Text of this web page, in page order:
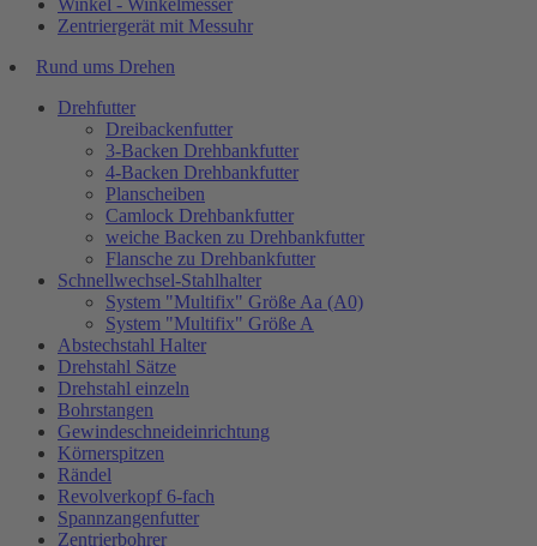
Winkel - Winkelmesser
Zentriergerät mit Messuhr
Rund ums Drehen
Drehfutter
Dreibackenfutter
3-Backen Drehbankfutter
4-Backen Drehbankfutter
Planscheiben
Camlock Drehbankfutter
weiche Backen zu Drehbankfutter
Flansche zu Drehbankfutter
Schnellwechsel-Stahlhalter
System "Multifix" Größe Aa (A0)
System "Multifix" Größe A
Abstechstahl Halter
Drehstahl Sätze
Drehstahl einzeln
Bohrstangen
Gewindeschneideinrichtung
Körnerspitzen
Rändel
Revolverkopf 6-fach
Spannzangenfutter
Zentrierbohrer